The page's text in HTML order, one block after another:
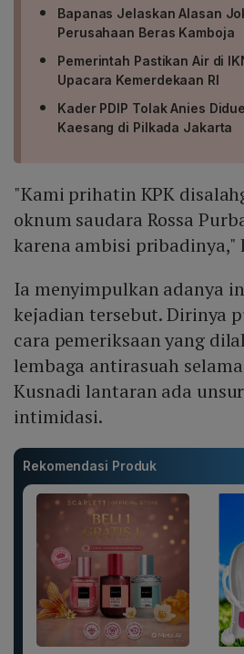
Bapanas Jelaskan Alasan
Perusahaan Beras Kamboja
Pemerintah Pastikan Air di
Upacara Kemerdekaan RI
Kader PDIP Tolak Anies
Kaesang di Pilkada Jakarta
"Kami prihatin KPK
oknum saudara Rossa
karena ambisi pribadinya,"
Ia menyimpulkan adanya
kejadian tersebut. Dirinya
cara pemeriksaan yang
lembaga antirasuah
Kusnadi lantaran ada
intimidasi.
Rekomendasi Produk